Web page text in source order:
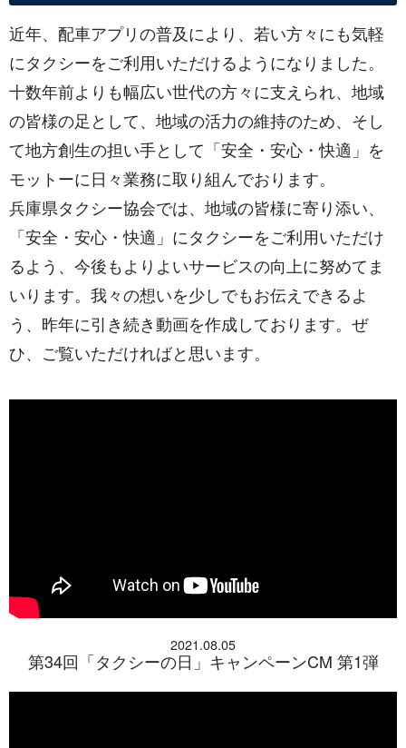
近年、配車アプリの普及により、若い方々にも気軽
にタクシーをご利用いただけるようになりました。
十数年前よりも幅広い世代の方々に支えられ、地域
の皆様の足として、地域の活力の維持のため、そし
て地方創生の担い手として「安全・安心・快適」を
モットーに日々業務に取り組んでおります。
兵庫県タクシー協会では、地域の皆様に寄り添い、
「安全・安心・快適」にタクシーをご利用いただけ
るよう、今後もよりよいサービスの向上に努めてま
いります。我々の想いを少しでもお伝えできるよ
う、昨年に引き続き動画を作成しております。ぜ
ひ、ご覧いただければと思います。
2021.08.05
第34回「タクシーの日」キャンペーンCM 第1弾